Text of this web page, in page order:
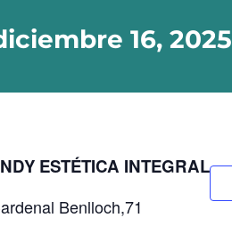
16, 2025
ESTÉTICA INTEGRAL
Benlloch,71